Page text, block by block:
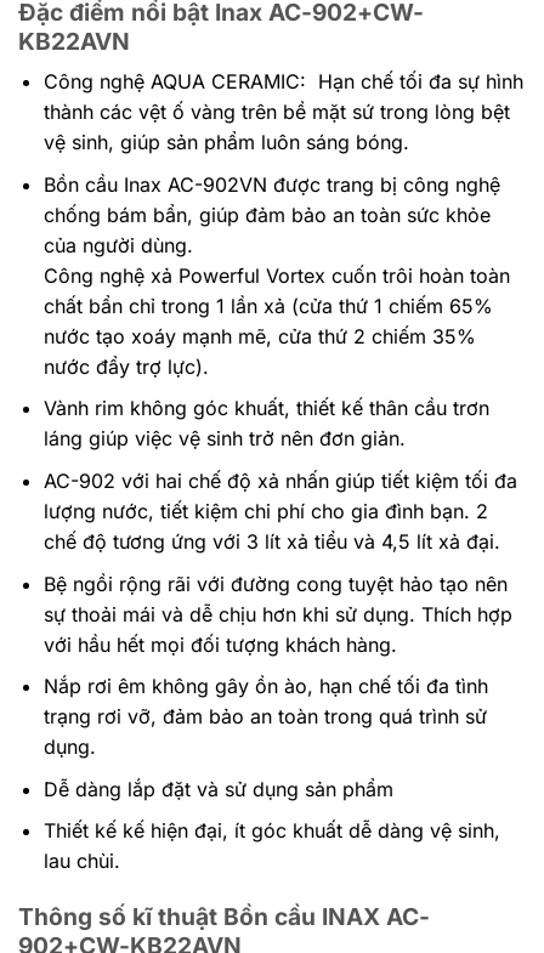
Đặc điểm nổi bật Inax AC-902+CW-
KB22AVN
Công nghệ AQUA CERAMIC: Hạn chế tối đa sự hình
thành các vệt ố vàng trên bề mặt sứ trong lòng bệt
vệ sinh, giúp sản phẩm luôn sáng bóng.
Bồn cầu Inax AC-902VN được trang bị công nghệ
chống bám bẩn, giúp đảm bảo an toàn sức khỏe
của người dùng.
Công nghệ xả Powerful Vortex cuốn trôi hoàn toàn
chất bẩn chỉ trong 1 lần xả (cửa thứ 1 chiếm 65%
nước tạo xoáy mạnh mẽ, cửa thứ 2 chiếm 35%
nước đẩy trợ lực).
Vành rim không góc khuất, thiết kế thân cầu trơn
láng giúp việc vệ sinh trở nên đơn giản.
AC-902 với hai chế độ xả nhấn giúp tiết kiệm tối đa
lượng nước, tiết kiệm chi phí cho gia đình bạn. 2
chế độ tương ứng với 3 lít xả tiểu và 4,5 lít xả đại.
Bệ ngồi rộng rãi với đường cong tuyệt hảo tạo nên
sự thoải mái và dễ chịu hơn khi sử dụng. Thích hợp
với hầu hết mọi đối tượng khách hàng.
Nắp rơi êm không gây ồn ào, hạn chế tối đa tình
trạng rơi vỡ, đảm bảo an toàn trong quá trình sử
dụng.
Dễ dàng lắp đặt và sử dụng sản phẩm
Thiết kế kế hiện đại, ít góc khuất dễ dàng vệ sinh,
lau chùi.
Thông số kĩ thuật Bồn cầu INAX AC-
902+CW-KB22AVN